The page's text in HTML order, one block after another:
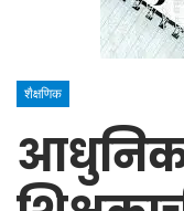
शैक्षणिक
आधुनिक